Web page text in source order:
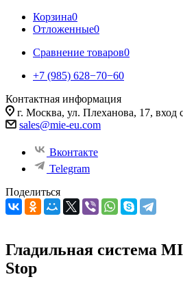
Корзина0
Отложенные0
Сравнение товаров0
+7 (985) 628−70−60
Контактная информация
г. Москва, ул. Плеханова, 17, вход
sales@mie-eu.com
Вконтакте
Telegram
Поделиться
Гладильная система
Stop